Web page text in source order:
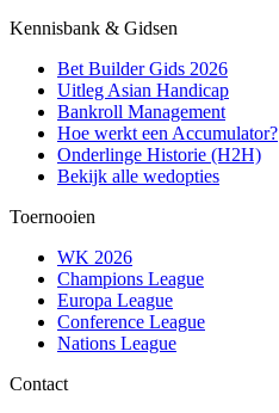
Kennisbank & Gidsen
Bet Builder Gids 2026
Uitleg Asian Handicap
Bankroll Management
Hoe werkt een Accumulator?
Onderlinge Historie (H2H)
Bekijk alle wedopties
Toernooien
WK 2026
Champions League
Europa League
Conference League
Nations League
Contact